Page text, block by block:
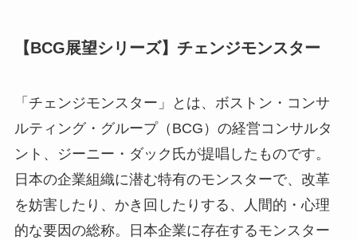
【BCG展望シリーズ】チェンジモンスター
「チェンジモンスター」とは、ボストン・コンサ
ルティング・グループ（BCG）の経営コンサルタ
ント、ジーニー・ダック氏が提唱したものです。
日本の企業組織に潜む特有のモンスターで、改革
を妨害したり、かき回したりする、人間的・心理
的な要因の総称。日本企業に存在するモンスター